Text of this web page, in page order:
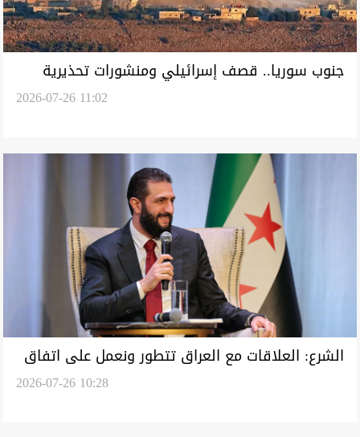
جنوب سوريا.. قصف إسرائيلي ومنشورات تحذيرية
2026-07-26 11:02
الشرع: العلاقات مع العراق تتطور ونعمل على اتفاق
2026-07-26 10:28